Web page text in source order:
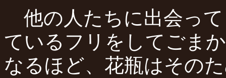
他の人たちに出会っ
ているフリをしてごま
なるほど、花瓶はその